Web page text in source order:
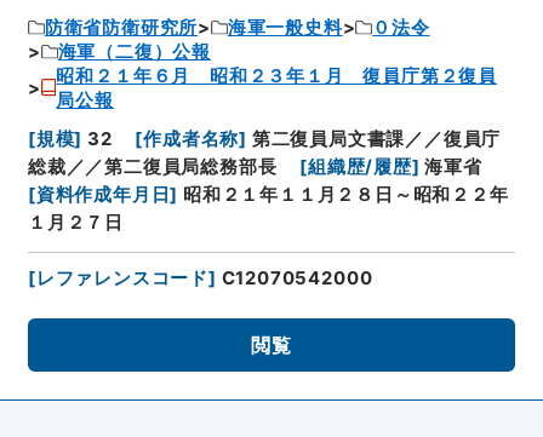
防衛省防衛研究所 海軍一般史料
０法令
海軍（二復）公報
昭和２１年６月 昭和２３年１月 復員庁第２復員
局公報
[規模] 32 [作成者名称] 第二復員局文書課／／復員庁
総裁／／第二復員局総務部長
[組織歴/履歴] 海軍省
[資料作成年月日] 昭和２１年１１月２８日～昭和２２年
１月２７日
[レファレンスコード] C12070542000
閲覧